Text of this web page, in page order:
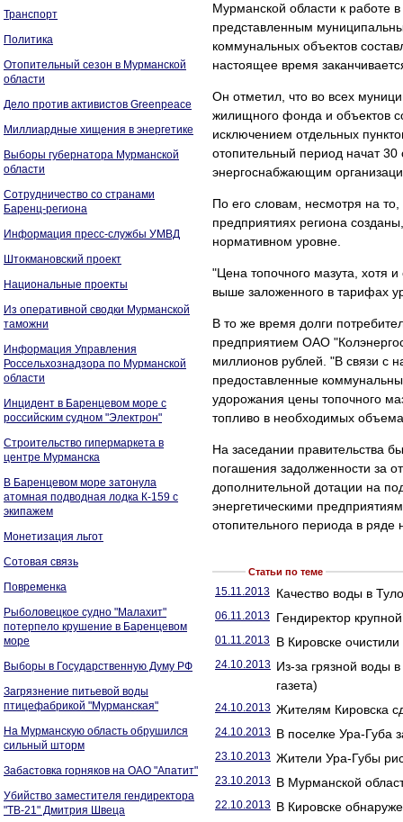
Транспорт
Политика
Отопительный сезон в Мурманской
области
Дело против активистов Greenpeace
Миллиардные хищения в энергетике
Выборы губернатора Мурманской
области
Сотрудничество со странами
Баренц-региона
Информация пресс-службы УМВД
Штокмановский проект
Национальные проекты
Из оперативной сводки Мурманской
таможни
Информация Управления
Россельхознадзора по Мурманской
области
Инцидент в Баренцевом море с
российским судном "Электрон"
Строительство гипермаркета в
центре Мурманска
В Баренцевом море затонула
атомная подводная лодка К-159 с
экипажем
Монетизация льгот
Сотовая связь
Повременка
Рыболовецкое судно "Малахит"
потерпело крушение в Баренцевом
море
Выборы в Государственную Думу РФ
Загрязнение питьевой воды
птицефабрикой "Мурманская"
На Мурманскую область обрушился
сильный шторм
Забастовка горняков на ОАО "Апатит"
Убийство заместителя гендиректора
"ТВ-21" Дмитрия Швеца
Мурманской области к работе
представленным
коммунальных объектов
настоящее время
Он отметил, что во всех
жилищного фонда и объектов
исключением отдельных
отопительный период начат
энергоснабжающим
По его словам, несмотря на
предприятиях региона
нормативном уровне.
"Цена топочного мазута, хотя
выше заложенного в тарифах
В то же время долги
предприятием ОАО
миллионов рублей. "В связи с
предоставленные
удорожания цены топочного
топливо в необходимых
На заседании правительства
погашения задолженности за
дополнительной дотации на
энергетическими
отопительного периода в ряде
Статьи по теме
15.11.2013 Качество воды в
06.11.2013 Гендиректор
01.11.2013 В Кировске
24.10.2013 Из-за грязной воды
газета)
24.10.2013 Жителям Кировска
24.10.2013 В поселке Ура-Губа
23.10.2013 Жители Ура-Губы
23.10.2013 В Мурманской
22.10.2013 В Кировске